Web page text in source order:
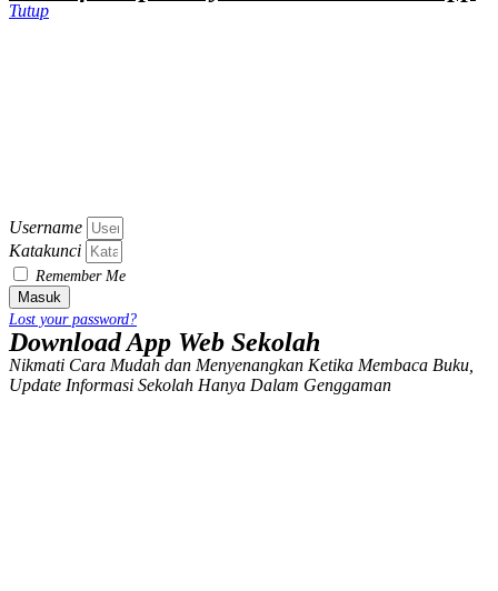
Tutup
Username
Katakunci
Remember Me
Masuk
Lost your password?
Download App Web Sekolah
Nikmati Cara Mudah dan Menyenangkan Ketika Membaca Buku,
Update Informasi Sekolah Hanya Dalam Genggaman